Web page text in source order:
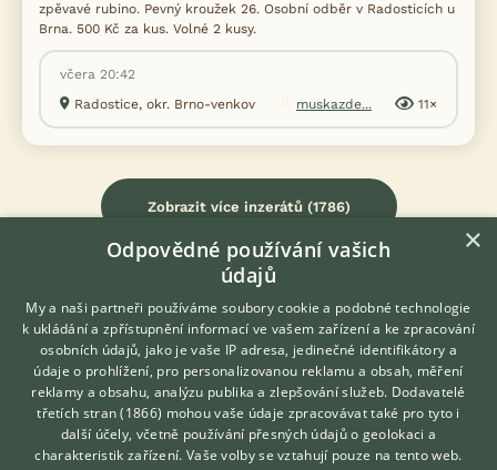
zpěvavé rubino. Pevný kroužek 26. Osobní odběr v Radosticích u
Brna. 500 Kč za kus. Volné 2 kusy.
včera 20:42
Radostice, okr. Brno-venkov
muskazde... 11×
Zobrazit více inzerátů (1786)
KONTAKT DO REDAKCE WEBU
redakce@ifauna.cz
nonstop
Hledáte zvířecího kamaráda?
Zdarma vám poradí
VETERINÁŘ ONLINE
×
Odpovědné používání vašich
údajů
My a naši partneři používáme soubory cookie a podobné technologie
k ukládání a zpřístupnění informací ve vašem zařízení a ke zpracování
osobních údajů, jako je vaše IP adresa, jedinečné identifikátory a
údaje o prohlížení, pro personalizovanou reklamu a obsah, měření
reklamy a obsahu, analýzu publika a zlepšování služeb. Dodavatelé
třetích stran (1866) mohou vaše údaje zpracovávat také pro tyto i
další účely, včetně používání přesných údajů o geolokaci a
charakteristik zařízení. Vaše volby se vztahují pouze na tento web.